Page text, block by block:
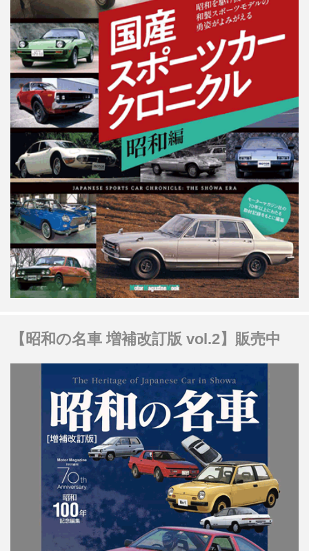
【昭和の名車 増補改訂版 vol.2】販売中